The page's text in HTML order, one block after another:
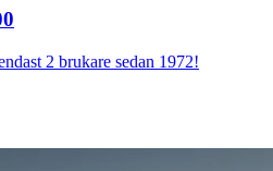
2 brukare sedan 1972!